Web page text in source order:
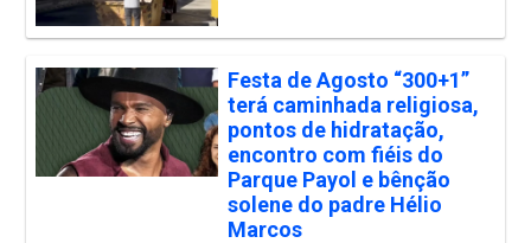
Festa de Agosto “300+1”
terá caminhada religiosa,
pontos de hidratação,
encontro com fiéis do
Parque Payol e bênção
solene do padre Hélio
Marcos